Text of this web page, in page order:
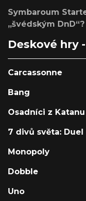
Symbaroum
„švédským DnD“?
Deskové hry
Carcassonne
Bang
Osadníci z Katanu
7 divů světa: Duel
Monopoly
Dobble
Uno